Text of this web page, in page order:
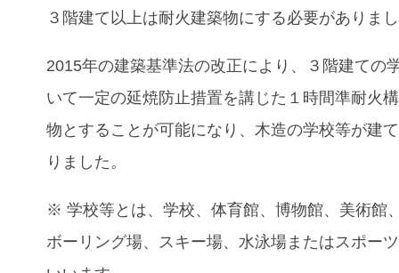
３階建て以上は耐火建築物にする必要がありま
2015年の建築基準法の改正により、
３階建ての
いて一定の延焼防止措置を講じた１時間準耐火
物とすることが可能になり、木造の学校等が建
りました。
※ 学校等とは、学校、体育館、博物館、美術館
ボーリング場、スキー場、水泳場またはスポー